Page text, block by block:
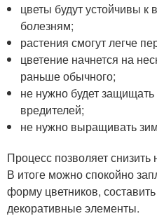
цветы будут устойчивы
болезням;
растения смогут легче
цветение начнется на
раньше обычного;
не нужно будет
вредителей;
не нужно выращивать
Процесс позволяет
В итоге можно спокойно
форму цветников,
декоративные элементы.